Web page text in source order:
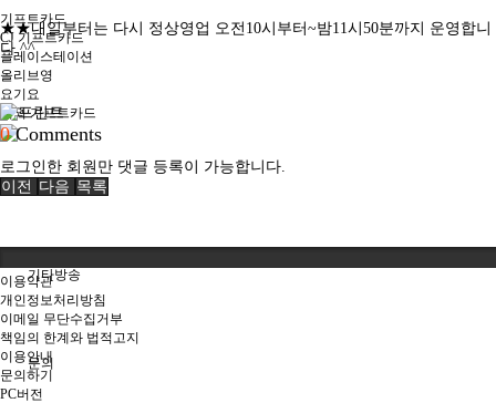
기프트카드
CJ 기프트카드
플레이스테이션
올리브영
요기요
해외 기프트카드
기프티콘
기타방송
문의
★★내일부터는 다시 정상영업 오전10시부터~밤11시50분까지 운영합니
다 ^^
0Comments
로그인한 회원만 댓글 등록이 가능합니다.
이전 다음 목록
이용약관
개인정보처리방침
이메일 무단수집거부
책임의 한계와 법적고지
이용안내
문의하기
PC버전